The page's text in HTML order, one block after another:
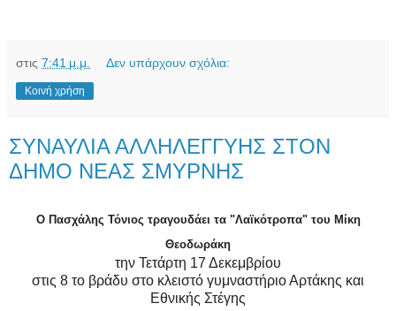
στις 7:41 μ.μ. Δεν υπάρχουν σχόλια:
Κοινή χρήση
ΣΥΝΑΥΛΙΑ ΑΛΛΗΛΕΓΓΥΗΣ ΣΤΟΝ
ΔΗΜΟ ΝΕΑΣ ΣΜΥΡΝΗΣ
Ο Πασχάλης Τόνιος τραγουδάει τα "Λαϊκότροπα" του Μίκη
Θεοδωράκη
την Τετάρτη 17 Δεκεμβρίου
στις 8 το βράδυ στο κλειστό γυμναστήριο Αρτάκης και
Εθνικής Στέγης